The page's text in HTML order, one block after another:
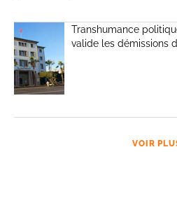
Transhumance
valide les démissions
VOIR